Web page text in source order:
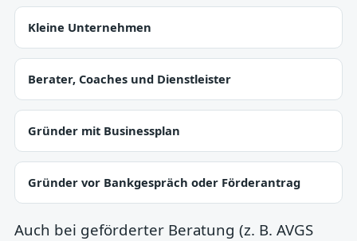
Kleine Unternehmen
Berater, Coaches und Dienstleister
Gründer mit Businessplan
Gründer vor Bankgespräch oder Förderantrag
Auch bei geförderter Beratung (z. B. AVGS